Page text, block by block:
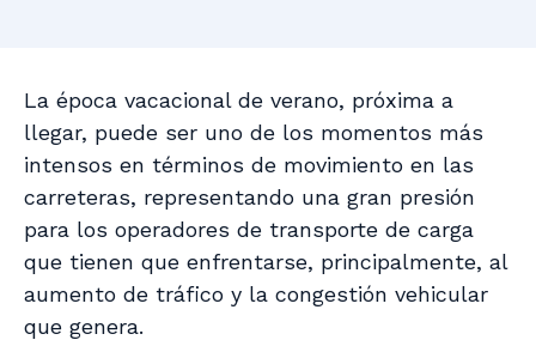
La época vacacional de verano, próxima a
llegar, puede ser uno de los momentos más
intensos en términos de movimiento en las
carreteras, representando una gran presión
para los operadores de transporte de carga
que tienen que enfrentarse, principalmente, al
aumento de tráfico y la congestión vehicular
que genera.